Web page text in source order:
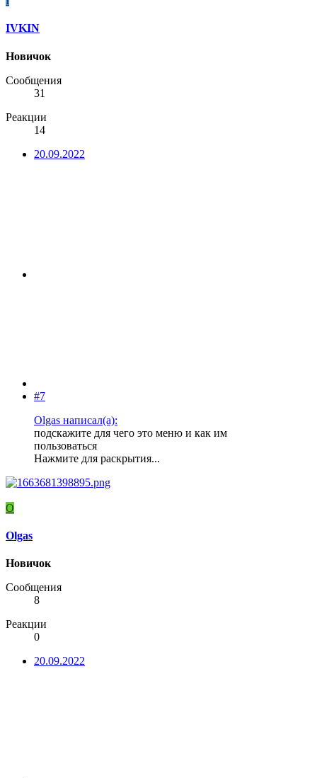
IVKIN
Новичок
Сообщения
31
Реакции
14
20.09.2022
#7
Olgas написал(а):
подскажите для чего это меню и как им
пользоваться
Нажмите для раскрытия...
O
Olgas
Новичок
Сообщения
8
Реакции
0
20.09.2022